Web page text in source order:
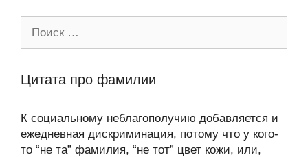
Цитата про фамилии
К социальному неблагополучию добавляется и
ежедневная дискриминация, потому что у кого-
то “не та” фамилия, “не тот” цвет кожи, или,